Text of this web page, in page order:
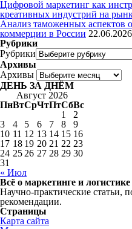
Цифровой маркетинг как
креативных индустрий на
Анализ таможенных аспектов
коммерции в России 22.06.2026
Рубрики
Рубрики
Архивы
Архивы
ДЕНЬ ЗА ДНЁМ
Август 2026
ПнВтСрЧтПтСбВс
1
2
3
4 5 6 7 8
9
10 11 12 13 14 15 16
17 18 19 20 21 22 23
24 25 26 27 28 29 30
31
« Июл
Всё о маркетинге и логистике
Научно-практические статьи,
рекомендации.
Страницы
Карта сайта